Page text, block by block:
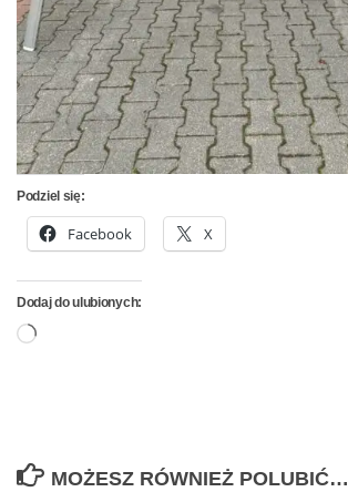
Podziel się:
Facebook X
Dodaj do ulubionych:
Wczytywanie…
MOŻESZ RÓWNIEŻ POLUBIĆ…